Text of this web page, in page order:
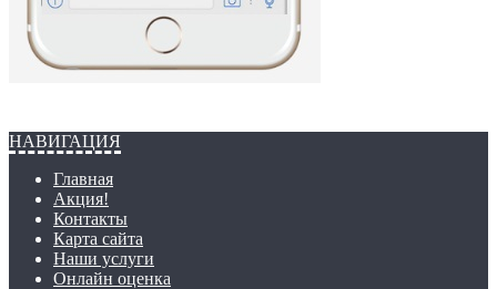
НАВИГАЦИЯ
Главная
Акция!
Контакты
Карта сайта
Наши услуги
Онлайн оценка